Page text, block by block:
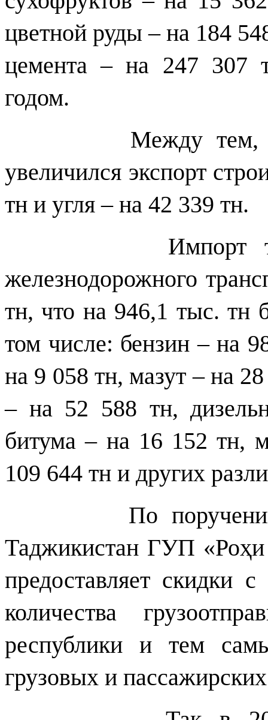
цветной руды – на 184
цемента – на 247 307
годом.
Между тем, по
увеличился экспорт
тн и угля – на 42 339 тн.
Импорт товаров
железнодорожного
тн, что на 946,1 тыс. тн
том числе: бензин – на
на 9 058 тн, мазут – на
– на 52 588 тн,
битума – на 16 152 тн,
109 644 тн и других
По поручению
Таджикистан ГУП «Роҳ
предоставляет скидки
количества
республики и тем
грузовых и